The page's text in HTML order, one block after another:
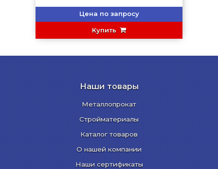
Цена по запросу
Купить
Наши товары
Металлопрокат
Стройматериалы
Каталог товаров
О нашей компании
Наши сертификаты